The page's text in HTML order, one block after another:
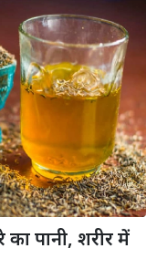
नए घरों को मंजूरी, 153.47